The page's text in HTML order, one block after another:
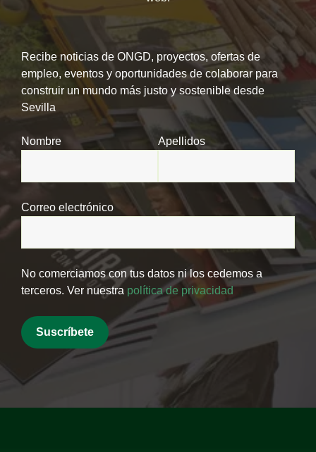
Recibe noticias de ONGD, proyectos, ofertas de
empleo, eventos y oportunidades de colaborar para
construir un mundo más justo y sostenible desde
Sevilla
Nombre Apellidos
Correo electrónico
No comerciamos con tus datos ni los cedemos a
terceros. Ver nuestra política de privacidad